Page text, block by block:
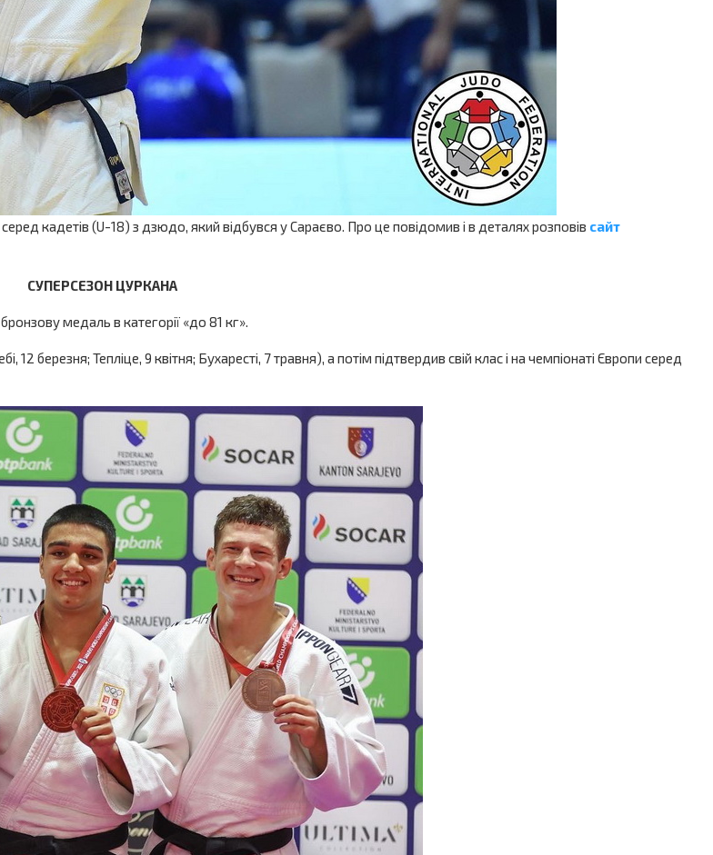
кадетів (U-18) з дзюдо, який відбувся у Сараєво. Про це повідомив і в деталях розповів сайт
СУПЕРСЕЗОН ЦУРКАНА
медаль в категорії «до 81 кг».
березня; Тепліце, 9 квітня; Бухаресті, 7 травня), а потім підтвердив свій клас і на чемпіонаті Європи серед